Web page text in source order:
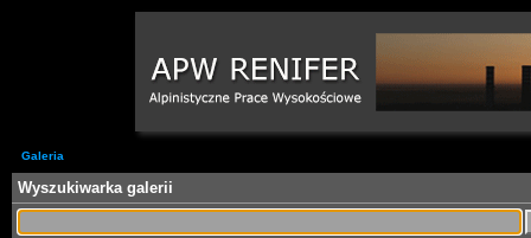
Galeria
Wyszukiwarka galerii